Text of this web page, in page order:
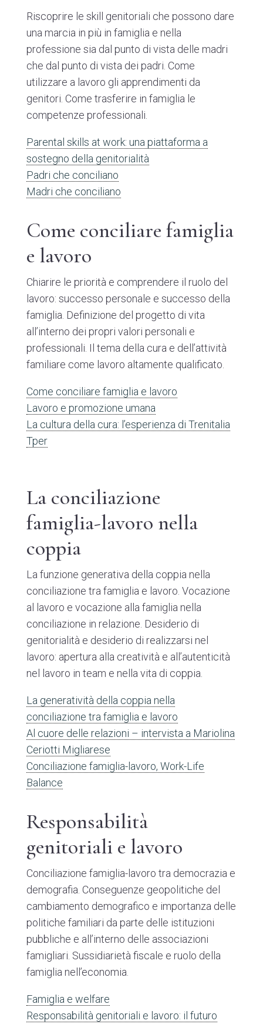
Riscoprire le skill genitoriali che possono dare
una marcia in più in famiglia e nella
professione sia dal punto di vista delle madri
che dal punto di vista dei padri. Come
utilizzare a lavoro gli apprendimenti da
genitori. Come trasferire in famiglia le
competenze professionali.
Parental skills at work: una piattaforma a
sostegno della genitorialità
Padri che conciliano
Madri che conciliano
Come conciliare famiglia
e lavoro
Chiarire le priorità e comprendere il ruolo del
lavoro: successo personale e successo della
famiglia. Definizione del progetto di vita
all’interno dei propri valori personali e
professionali. Il tema della cura e dell’attività
familiare come lavoro altamente qualificato.
Come conciliare famiglia e lavoro
Lavoro e promozione umana
La cultura della cura: l’esperienza di Trenitalia
Tper
La conciliazione
famiglia-lavoro nella
coppia
La funzione generativa della coppia nella
conciliazione tra famiglia e lavoro. Vocazione
al lavoro e vocazione alla famiglia nella
conciliazione in relazione. Desiderio di
genitorialità e desiderio di realizzarsi nel
lavoro: apertura alla creatività e all’autenticità
nel lavoro in team e nella vita di coppia.
La generatività della coppia nella
conciliazione tra famiglia e lavoro
Al cuore delle relazioni – intervista a Mariolina
Ceriotti Migliarese
Conciliazione famiglia-lavoro, Work-Life
Balance
Responsabilità
genitoriali e lavoro
Conciliazione famiglia-lavoro tra democrazia e
demografia. Conseguenze geopolitiche del
cambiamento demografico e importanza delle
politiche familiari da parte delle istituzioni
pubbliche e all’interno delle associazioni
famigliari. Sussidiarietà fiscale e ruolo della
famiglia nell’economia.
Famiglia e welfare
Responsabilità genitoriali e lavoro: il futuro